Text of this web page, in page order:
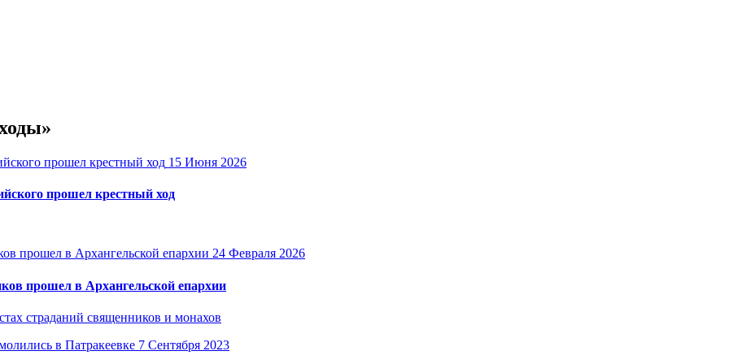
15 Июня 2026
прошел крестный ход
24 Февраля 2026
прошел в Архангельской епархии
страданий священников и монахов
7 Сентября 2023